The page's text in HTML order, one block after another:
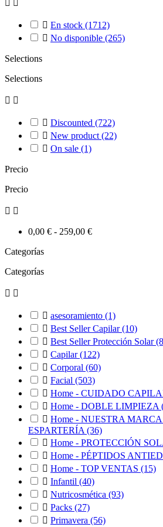
 En stock (1712)
 No disponible (265)
Selections
Selections
 
 Discounted (722)
 New product (22)
 On sale (1)
Precio
Precio
 
0,00 € - 259,00 €
Categorías
Categorías
 
 asesoramiento (1)
 Best Seller Capilar(10)
 Best Seller Protección Solar
 Capilar(122)
 Corporal (60)
 Facial (503)
 Home - CUIDADO
 Home - DOBLE LIMPIEZA
 Home - NUESTRA
ESPARTERÍA (36)
 Home - PROTECCIÓN
 Home - PÉPTIDOS
 Home - TOP VENTAS (15)
 Infantil (40)
 Nutricosmética (93)
 Packs (27)
 Primavera (56)